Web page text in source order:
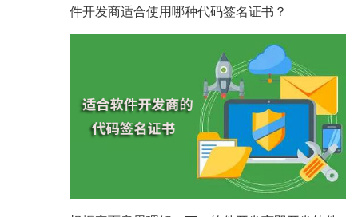
件开发商适合使用哪种代码签名证书？